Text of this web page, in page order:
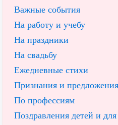
Важные события
На работу и учебу
На праздники
На свадьбу
Ежедневные стихи
Признания и предложения
По профессиям
Поздравления детей и для